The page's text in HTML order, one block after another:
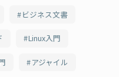
ビジネス文書
Linux入門
アジャイル